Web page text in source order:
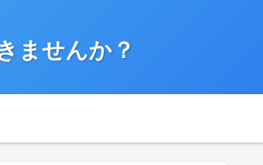
ませんか？